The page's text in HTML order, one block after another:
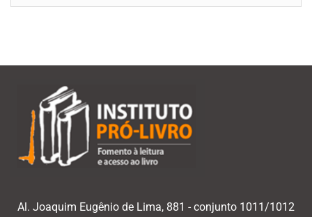
Al. Joaquim Eugênio de Lima, 881 - conjunto 1011/1012